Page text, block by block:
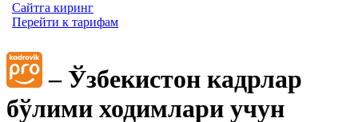
Сайтга киринг
Перейти к тарифам
– Ўзбекистон кадрлар
бўлими ходимлари учун